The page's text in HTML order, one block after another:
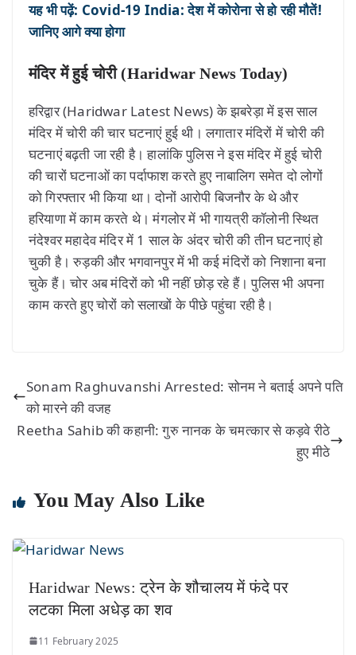
यह भी पढ़ें: Covid-19 India: देश में कोरोना से हो रही मौतें!
जानिए आगे क्या होगा
मंदिर में हुई चोरी (Haridwar News Today)
हरिद्वार (Haridwar Latest News) के झबरेड़ा में इस साल
मंदिर में चोरी की चार घटनाएं हुई थी। लगातार मंदिरों में चोरी की
घटनाएं बढ़ती जा रही है। हालांकि पुलिस ने इस मंदिर में हुई चोरी
की चारों घटनाओं का पर्दाफाश करते हुए नाबालिग समेत दो लोगों
को गिरफ्तार भी किया था। दोनों आरोपी बिजनौर के थे और
हरियाणा में काम करते थे। मंगलोर में भी गायत्री कॉलोनी स्थित
नंदेश्वर महादेव मंदिर में 1 साल के अंदर चोरी की तीन घटनाएं हो
चुकी है। रुड़की और भगवानपुर में भी कई मंदिरों को निशाना बना
चुके हैं। चोर अब मंदिरों को भी नहीं छोड़ रहे हैं। पुलिस भी अपना
काम करते हुए चोरों को सलाखों के पीछे पहुंचा रही है।
Sonam Raghuvanshi Arrested: सोनम ने बताई अपने पति
को मारने की वजह
Reetha Sahib की कहानी: गुरु नानक के चमत्कार से कड़वे रीठे
हुए मीठे
You May Also Like
Haridwar News: ट्रेन के शौचालय में फंदे पर
लटका मिला अधेड़ का शव
11 February 2025